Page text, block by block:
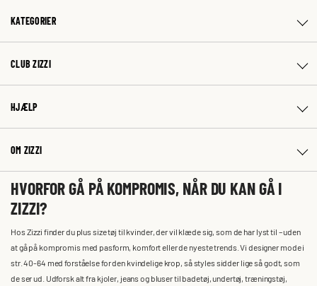
KATEGORIER
CLUB ZIZZI
HJÆLP
OM ZIZZI
HVORFOR GÅ PÅ KOMPROMIS, NÅR DU KAN GÅ I
ZIZZI?
Hos Zizzi finder du plus size tøj til kvinder, der vil klæde sig, som de har lyst til – uden
at gå på kompromis med pasform, komfort eller de nyeste trends. Vi designer mode i
str. 40-64 med forståelse for den kvindelige krop, så styles sidder lige så godt, som
de ser ud. Udforsk alt fra kjoler, jeans og bluser til badetøj, undertøj, træningstøj,